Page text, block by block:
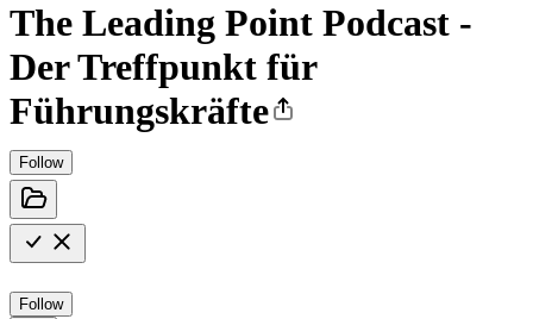
The Leading Point Podcast -
Der Treffpunkt für
Führungskräfte
Follow
Follow